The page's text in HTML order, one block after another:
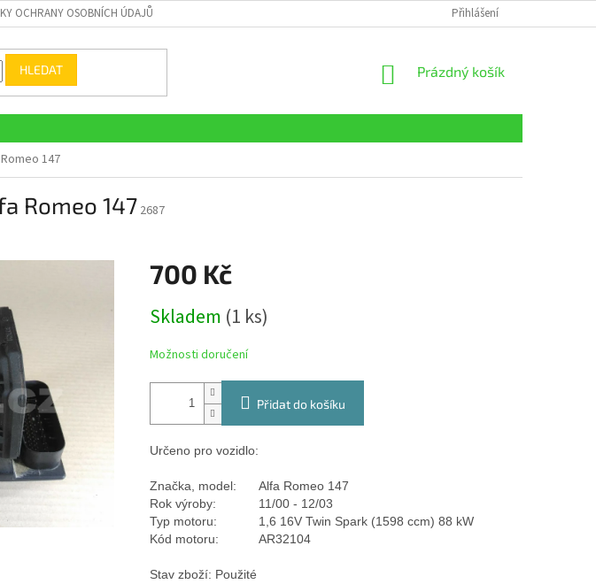
OCHRANY OSOBNÍCH ÚDAJŮ Přihlášení
HLEDAT
NÁKUPNÍ
Prázdný košík
147
Romeo 147 2687
700 Kč
cena:
Skladem (1 ks)
Možnosti doručení
Přidat do košíku
Určeno pro vozidlo:
Značka, model:
Alfa Romeo 147
Rok výroby:
11/00 - 12/03
Typ motoru:
1,6 16V Twin Spark (1598 ccm) 88 kW
Kód motoru:
AR32104
Stav zboží: Použité